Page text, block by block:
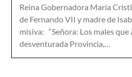
Reina Gobernadora María
de Fernando VII y madre de
misiva: “Señora: Los males que
desventurada Provincia,…